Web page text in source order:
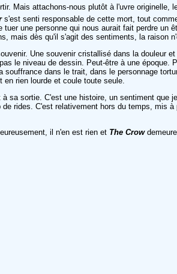
Mais attachons-nous plutôt à l'uvre originelle,
s'est senti responsable de cette mort, tout
une personne qui nous aurait fait perdre un
mais dès qu'il s'agit des sentiments, la raison
Une souvenir cristallisé dans la douleur et
le niveau de dessin. Peut-être à une
dans le trait, dans le personnage
rien lourde et coule toute seule.
sa sortie. C'est une histoire, un sentiment que
rides. C'est relativement hors du temps, mis
il n'en est rien et The Crow